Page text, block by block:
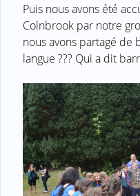
Puis nous avons été
Colnbrook par notre
nous avons partagé de
langue ??? Qui a dit